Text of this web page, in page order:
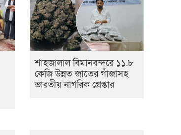
শাহজালাল বিমানবন্দরে ১১.৮
কেজি উন্নত জাতের গাঁজাসহ
ভারতীয় নাগরিক গ্রেপ্তার